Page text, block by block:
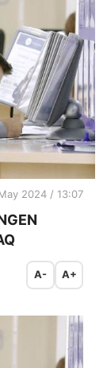
2024 / 13:07
A- A+